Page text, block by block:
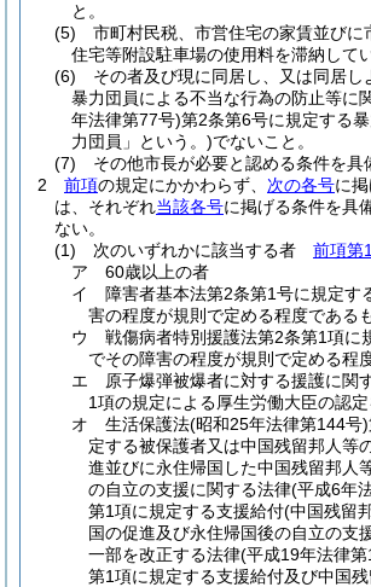
と。
(5)
市町村民税、市営住宅の家賃並びに
住宅等附設駐車場の使用料を滞納して
(6)
その者及び現に同居し、又は同居し
暴力団員による不当な行為の防止等に
年法律第77号)第2条第6号に規定する
力団員」という。)でないこと。
(7)
その他市長が必要と認める条件を具
2
前項の規定にかかわらず、 次の各号に
は、それぞれ当該各号に掲げる条件を具
ない。
(1)
次のいずれかに該当する者 前項第
ア
60歳以上の者
イ
障害者基本法第2条第1号に規定す
害の程度が規則で定める程度である
ウ
戦傷病者特別援護法第2条第1項に
でその障害の程度が規則で定める程
エ
原子爆弾被爆者に対する援護に関
1項の規定による厚生労働大臣の認
オ
生活保護法(昭和25年法律第144号)
定する被保護者又は中国残留邦人等
進並びに永住帰国した中国残留邦人
の自立の支援に関する法律(平成6年
第1項に規定する支援給付(中国残留
国の促進及び永住帰国後の自立の支
一部を改正する法律(平成19年法律
第1項に規定する支援給付及び中国